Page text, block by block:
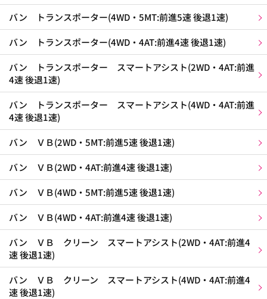
バン トランスポーター(4WD・5MT:前進5速 後退1速)
バン トランスポーター(4WD・4AT:前進4速 後退1速)
バン トランスポーター スマートアシスト(2WD・4AT:前進
4速 後退1速)
バン トランスポーター スマートアシスト(4WD・4AT:前進
4速 後退1速)
バン ＶＢ(2WD・5MT:前進5速 後退1速)
バン ＶＢ(2WD・4AT:前進4速 後退1速)
バン ＶＢ(4WD・5MT:前進5速 後退1速)
バン ＶＢ(4WD・4AT:前進4速 後退1速)
バン ＶＢ クリーン スマートアシスト(2WD・4AT:前進4
速 後退1速)
バン ＶＢ クリーン スマートアシスト(4WD・4AT:前進4
速 後退1速)